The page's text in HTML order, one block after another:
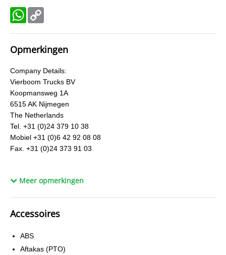
WhatsApp
Opmerkingen
Company Details:
Vierboom Trucks BV
Koopmansweg 1A
6515 AK Nijmegen
The Netherlands
Tel. +31 (0)24 379 10 38
Mobiel +31 (0)6 42 92 08 08
Fax. +31 (0)24 373 91 03
RaboBank
IBAN NL13 RABO 0136 6857 22
Please mention the reference number.
To process the payment as quickly as possible, we kindly ask
Meer opmerkingen
Accessoires
ABS
Aftakas (PTO)